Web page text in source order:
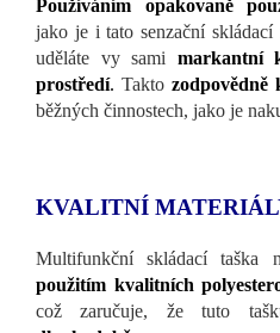
Používáním opakovaně
jako je i tato senzační
uděláte vy sami markantní
prostředí. Takto zodpovědně
běžných činnostech, jako je
KVALITNÍ
Multifunkční skládací taška
použitím kvalitních
což zaručuje, že tuto